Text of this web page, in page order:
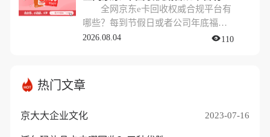
赠或活动奖品出现在大家手中。然
而，并不是所有人都有在京东购物的
需求，很多人更希望将手里的京东e卡
全网京东e卡回收权威合规平台有
哪些？每到节假日或者公司年底福利
发放的时候，不少朋友都会收到各类
择之一。然而，对于部分平时不怎么
网购，或者已经有足够多生活物资的
了一种“幸福的烦恼”。
2026.08.04 110
热门文章
京大大企业文化 2023-07-16